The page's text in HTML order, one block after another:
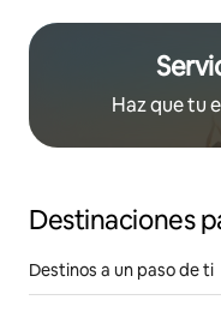
Haz que tu
Destinaciones
Destinos a un paso de ti